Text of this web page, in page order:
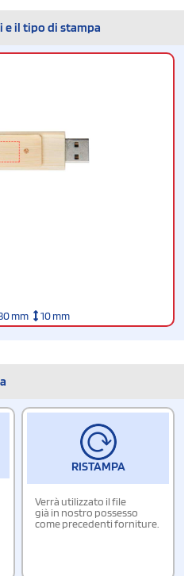
e il tipo di stampa
mm 10 mm
RISTAMPA
Verrà utilizzato il file
già in nostro possesso
come precedenti forniture.